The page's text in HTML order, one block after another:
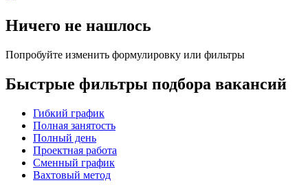
Ничего не нашлось
Попробуйте изменить формулировку или фильтры
Быстрые фильтры подбора вакансий
Гибкий график
Полная занятость
Полный день
Проектная работа
Сменный график
Вахтовый метод